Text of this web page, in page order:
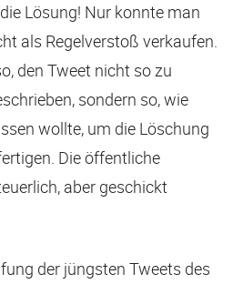
Lösung! Nur konnte man
als Regelverstoß verkaufen.
den Tweet nicht so zu
sondern so, wie
wollte, um die Löschung
Die öffentliche
aber geschickt
der jüngsten Tweets des